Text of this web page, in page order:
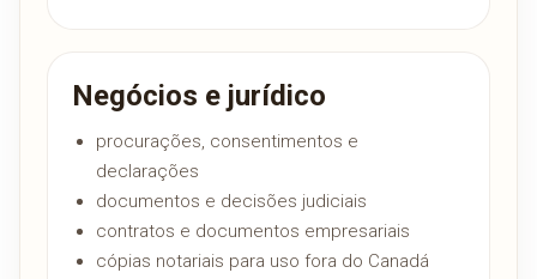
Negócios e jurídico
procurações, consentimentos e
declarações
documentos e decisões judiciais
contratos e documentos empresariais
cópias notariais para uso fora do Canadá